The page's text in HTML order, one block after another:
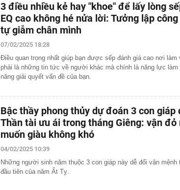
3 điều nhiều kẻ hay "khoe" để lấy lòng
EQ cao không hé nửa lời: Tưởng lập
tự giẫm chân mình
07/02/2025 18:28
Điều quan trọng nhất giúp bạn được sếp đánh giá cao nơi làm
phải là những tin tức về người khác mà chính là năng lực làm
năng giải quyết vấn đề của bạn.
Bậc thầy phong thủy dự đoán 3 con giáp
Thần tài ưu ái trong tháng Giêng: vận đỏ
muốn giàu không khó
04/02/2025 10:39
Những người sinh năm thuộc 3 con giáp này dễ đổi vận mệnh
đầu tiên của năm Ất Tỵ.